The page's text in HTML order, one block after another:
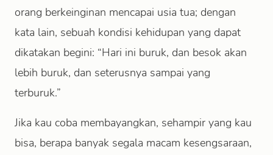
orang berkeinginan mencapai usia tua; dengan
kata lain, sebuah kondisi kehidupan yang dapat
dikatakan begini: “Hari ini buruk, dan besok akan
lebih buruk, dan seterusnya sampai yang
terburuk.”
Jika kau coba membayangkan, sehampir yang kau
bisa, berapa banyak segala macam kesengsaraan,